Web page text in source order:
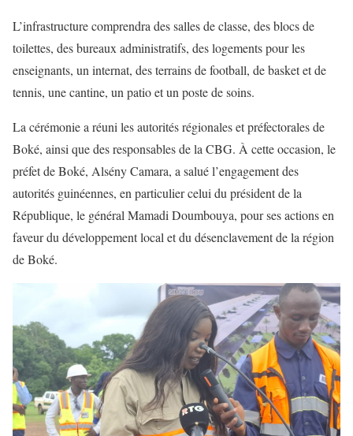
L’infrastructure comprendra des salles de classe, des blocs de
toilettes, des bureaux administratifs, des logements pour les
enseignants, un internat, des terrains de football, de basket et de
tennis, une cantine, un patio et un poste de soins.
La cérémonie a réuni les autorités régionales et préfectorales de
Boké, ainsi que des responsables de la CBG. À cette occasion, le
préfet de Boké, Alsény Camara, a salué l’engagement des
autorités guinéennes, en particulier celui du président de la
République, le général Mamadi Doumbouya, pour ses actions en
faveur du développement local et du désenclavement de la région
de Boké.